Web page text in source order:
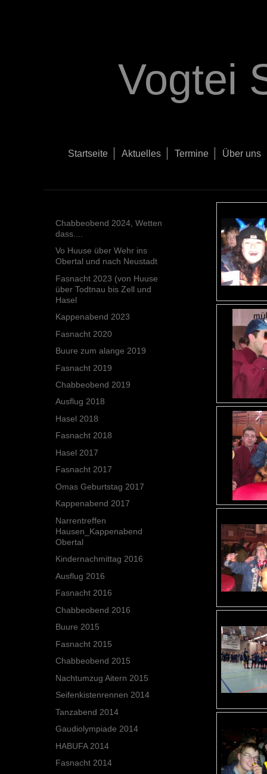
Vogtei
Startseite Aktuelles Termine Über uns
Chabbeobend 2024, Wetten
dass....
Vo Huuse über Wehr ins
Obertal und nach Neustadt
Fasnacht 2023 (von Huuse
über Todtnau bis Zell und
Hasel
Kappenabend 2023
Fasnacht 2020
Buure zum alange 2019
Fasnacht 2019
Chabbeobend 2019
Ausflug 2018
Hasel 2018
Fasnacht 2018
Hasel 2017
Fasnacht 2017
Omas Geburtstag 2017
Kappenabend 2017
Narrentreffen
Hausen_Kappenabend
Obertal
Kindernachmittag 2016
Ausflug 2016
Fasnacht 2016
Chabbeobend 2016
Buure 2015
Fasnacht 2015
Chabbeobend 2015
Nachtumzug Aitern 2015
Seifenkistenrennen 2014
Tanzabend 2014
Gaudiolympiade 2014
HABUFA 2014
Fasnacht 2014